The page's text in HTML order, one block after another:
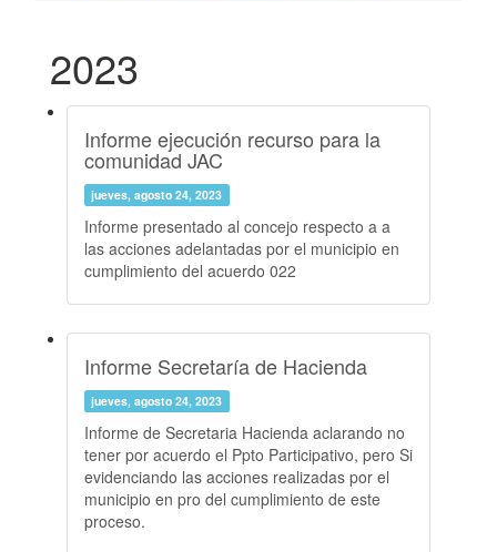
2023
Informe ejecución recurso para la
comunidad JAC
jueves, agosto 24, 2023
Informe presentado al concejo respecto a a
las acciones adelantadas por el municipio en
cumplimiento del acuerdo 022
Informe Secretaría de Hacienda
jueves, agosto 24, 2023
Informe de Secretaria Hacienda aclarando no
tener por acuerdo el Ppto Participativo, pero Si
evidenciando las acciones realizadas por el
municipio en pro del cumplimiento de este
proceso.